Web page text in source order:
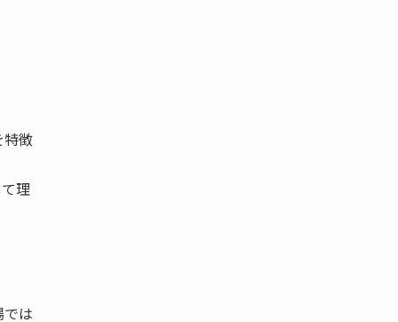
特徴
理
は